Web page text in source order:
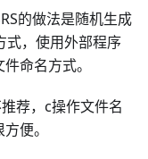
的做法是随机生成
，使用外部程序
命名方式。
荐，c操作文件名
便。